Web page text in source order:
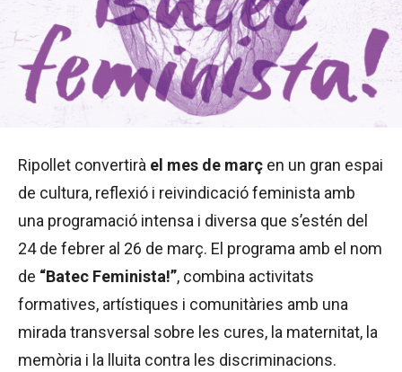
Ripollet convertirà el mes de març en un gran espai
de cultura, reflexió i reivindicació feminista amb
una programació intensa i diversa que s’estén del
24 de febrer al 26 de març. El programa amb el nom
de “Batec Feminista!”, combina activitats
formatives, artístiques i comunitàries amb una
mirada transversal sobre les cures, la maternitat, la
memòria i la lluita contra les discriminacions.